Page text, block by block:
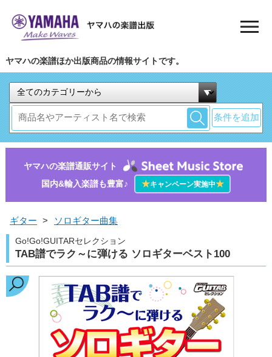
ヤマハの楽譜ほか出版商品の情報サイトです。
条件を追加
ヤマハの楽譜通販サイト
国内&輸入楽譜も豊富♪
★キャンペーン実施中★
ギター > ソロギター曲集
Go!Go!GUITARセレクション
TAB譜でラク～に弾ける ソロギターベスト100